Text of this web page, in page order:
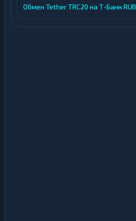
Обмен Tether TRC20 на Т-Банк RUB